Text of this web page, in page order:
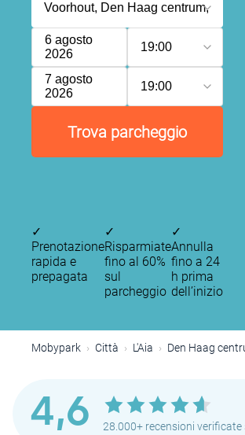
6 agosto
2026
19:00
7 agosto
2026
19:00
Trova parcheggio
✓
Prenotazione
rapida e
prepagata
✓
Risparmiate
fino al 60%
sul
parcheggio
✓
Annulla
fino a 24
h prima
dell’inizio
Mobypark Città L'Aia Den Haag
4,6 28.000+ recensioni